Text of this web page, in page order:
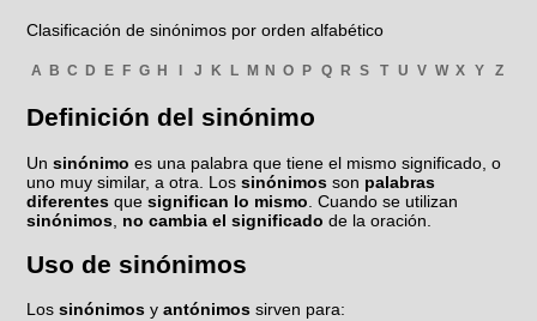
Clasificación de sinónimos por orden alfabético
A B C D E F G H I J K L M N O P Q R S T U V W X Y Z
Definición del sinónimo
Unsinónimo es una palabra que tiene el mismo significado, o
uno muy similar, a otra. Lossinónimos son palabras
diferentes quesignifican lo mismo . Cuando se utilizan
sinónimos no cambia el significado de la oración.
Uso de sinónimos
Lossinónimos yantónimos sirven para: